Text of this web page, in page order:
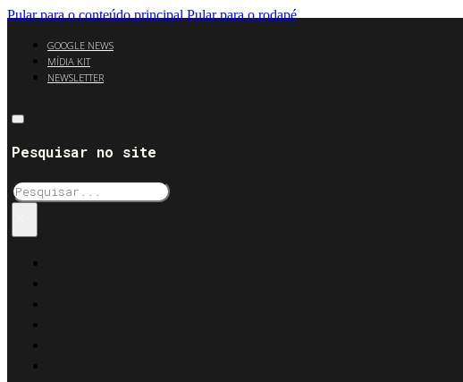
Pular para o conteúdo principal Pular para o rodapé
GOOGLE NEWS
MÍDIA KIT
NEWSLETTER
Pesquisar no site
Pesquisar